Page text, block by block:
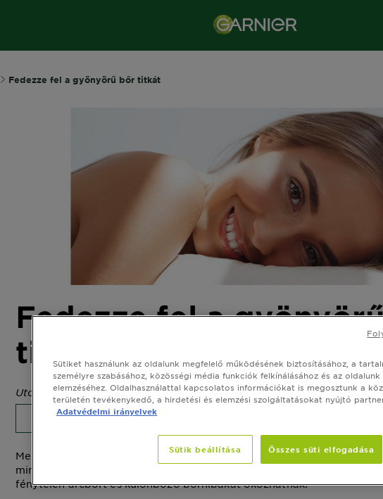
Fedezze fel a gyönyörű bőr titkát
Fedezze fel a
titkát
Utolsó frissítés február 21, 2025
CIKK NAPOZÁS
Megtudhatja, hogyan ápolja az arcbőrét, hogy szép és egészséges
minden egyes nap ki van téve olyan negatív hatásoknak, amelyek idő
fénytelen arcbőrt és különböző bőrhibákat okozhatnak.
Sütiket használunk az oldalunk megfelelő működésének biztosításához, a
személyre szabásához, közösségi média funkciók felkínálásához és az
elemzéséhez. Oldalhasználattal kapcsolatos információkat is megosztunk a
területén tevékenykedő, a hirdetési és elemzési szolgáltatásokat nyújtó
Adatvédelmi irányelvek
Sütik beállítása Összes süti elfogadása